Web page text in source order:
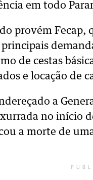
em todo
provém Fecap,
de cestas
e locação de
a
no início
a morte de